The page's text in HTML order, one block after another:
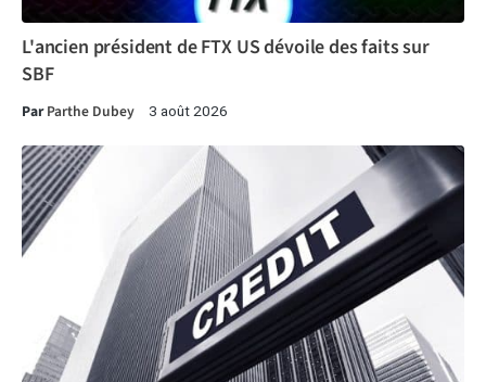
L'ancien président de FTX US dévoile des faits sur
SBF
ParParthe Dubey 3 août 2026